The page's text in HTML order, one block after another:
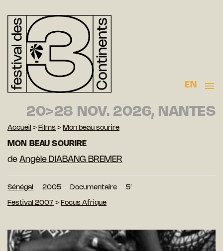
EN
20>28 NOV. 2026, NANTES
Accueil > Films > Mon beau sourire
MON BEAU SOURIRE
de Angèle DIABANG BREMER
Sénégal 2005 Documentaire 5′
Festival 2007 > Focus Afrique